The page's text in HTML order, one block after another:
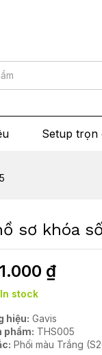
Setup trọn
sơ khóa
₫
In stock
hiệu: Gavis
phẩm: THS005
Phối màu Trắng